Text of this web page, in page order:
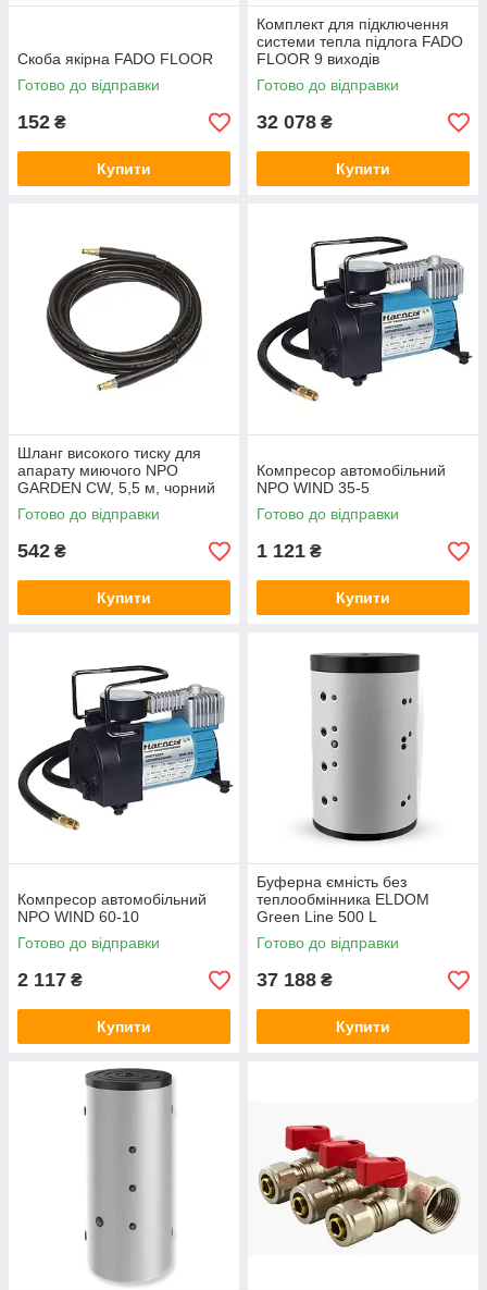
Скоба якірна FADO FLOOR
Готово до відправки
152 ₴
Купити
Комплект для підключення
системи тепла підлога FADO
FLOOR 9 виходів
Готово до відправки
32 078 ₴
Купити
Шланг високого тиску для
апарату миючого NPO
GARDEN CW, 5,5 м, чорний
Готово до відправки
542 ₴
Купити
Компресор автомобільний
NPO WIND 35-5
Готово до відправки
1 121 ₴
Купити
Компресор автомобільний
NPO WIND 60-10
Готово до відправки
2 117 ₴
Купити
Буферна ємність без
теплообмінника ELDOM
Green Line 500 L
Готово до відправки
37 188 ₴
Купити